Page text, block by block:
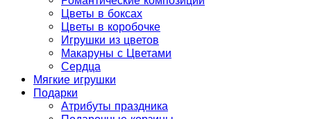
Цветы в боксах
Цветы в коробочке
Игрушки из цветов
Макаруны с Цветами
Сердца
Мягкие игрушки
Подарки
Атрибуты праздника